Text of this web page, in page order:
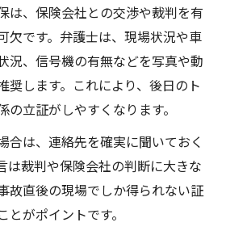
は、保険会社との交渉や裁判を有
欠です。弁護士は、現場状況や車
況、信号機の有無などを写真や動
奨します。これにより、後日のト
の立証がしやすくなります。
合は、連絡先を確実に聞いておく
は裁判や保険会社の判断に大きな
故直後の現場でしか得られない証
がポイントです。